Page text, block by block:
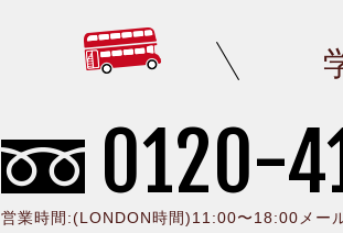
0120-
営業時間:(LONDON時間)11:00〜18:00メー